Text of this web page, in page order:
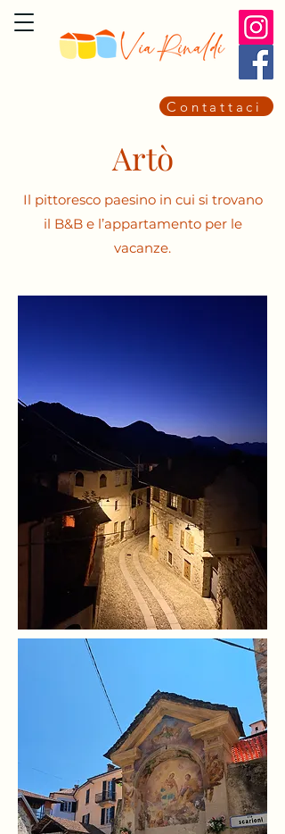
Contattaci
Artò
Il pittoresco paesino in cui si trovano
il B&B e l’appartamento per le
vacanze.